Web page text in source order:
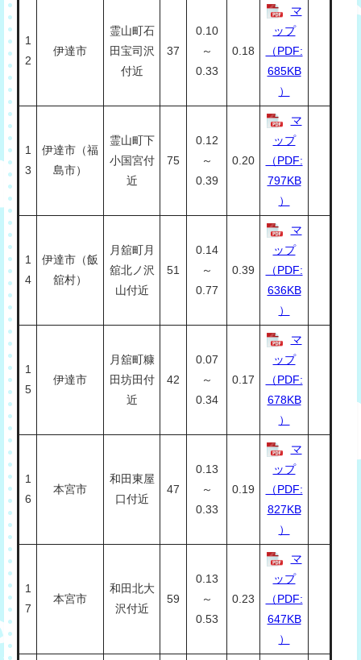
1
2
伊達市
霊山町石
田宝司沢
付近
37
0.10
～
0.33
0.18
マ
ップ
（PDF:
685KB
）
1
3
伊達市（福
島市）
霊山町下
小国宮付
近
75
0.12
～
0.39
0.20
マ
ップ
（PDF:
797KB
）
1
4
伊達市（飯
舘村）
月舘町月
舘北ノ沢
山付近
51
0.14
～
0.77
0.39
マ
ップ
（PDF:
636KB
）
1
5
伊達市
月舘町糠
田坊田付
近
42
0.07
～
0.34
0.17
マ
ップ
（PDF:
678KB
）
1
6
本宮市
和田東屋
口付近
47
0.13
～
0.33
0.19
マ
ップ
（PDF:
827KB
）
1
7
本宮市
和田北大
沢付近
59
0.13
～
0.53
0.23
マ
ップ
（PDF:
647KB
）